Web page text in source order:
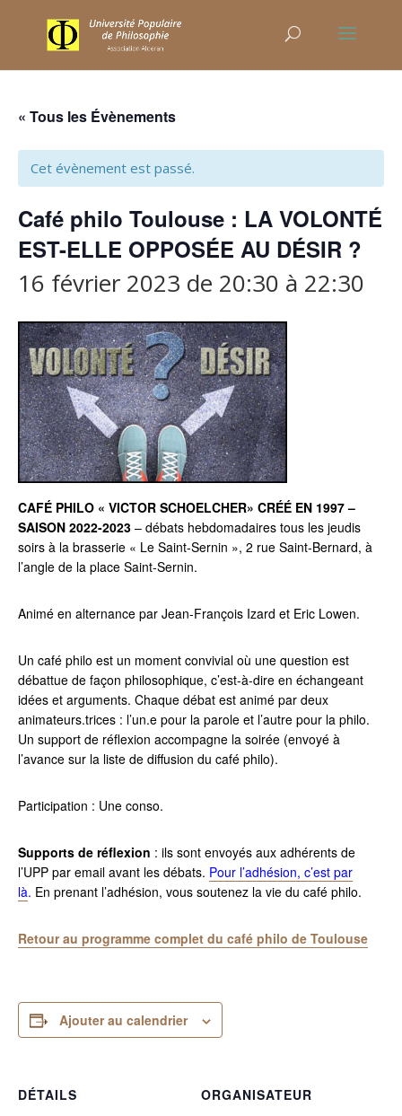
« Tous les Évènements
Cet évènement est passé.
Café philo Toulouse : LA VOLONTÉ
EST-ELLE OPPOSÉE AU DÉSIR ?
16 février 2023 de 20:30 à 22:30
CAFÉ PHILO « VICTOR SCHOELCHER» CRÉÉ EN 1997 –
SAISON 2022-2023 – débats hebdomadaires tous les jeudis
soirs à la brasserie « Le Saint-Sernin », 2 rue Saint-Bernard, à
l’angle de la place Saint-Sernin.
Animé en alternance par Jean-François Izard et Eric Lowen.
Un café philo est un moment convivial où une question est
débattue de façon philosophique, c’est-à-dire en échangeant
idées et arguments. Chaque débat est animé par deux
animateurs.trices : l’un.e pour la parole et l’autre pour la philo.
Un support de réflexion accompagne la soirée (envoyé à
l’avance sur la liste de diffusion du café philo).
Participation : Une conso.
Supports de réflexion : ils sont envoyés aux adhérents de
l’UPP par email avant les débats. Pour l’adhésion, c’est par
là. En prenant l’adhésion, vous soutenez la vie du café philo.
Retour au programme complet du café philo de Toulouse
Ajouter au calendrier
DÉTAILS
ORGANISATEUR